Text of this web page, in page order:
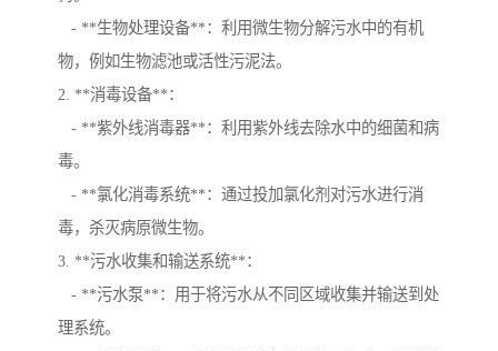
- **生物处理设备**：利用微生物分解污水中的有机
物，例如生物滤池或活性污泥法。
2. **消毒设备**：
- **紫外线消毒器**：利用紫外线去除水中的细菌和病
毒。
- **氯化消毒系统**：通过投加氯化剂对污水进行消
毒，杀灭病原微生物。
3. **污水收集和输送系统**：
- **污水泵**：用于将污水从不同区域收集并输送到处
理系统。